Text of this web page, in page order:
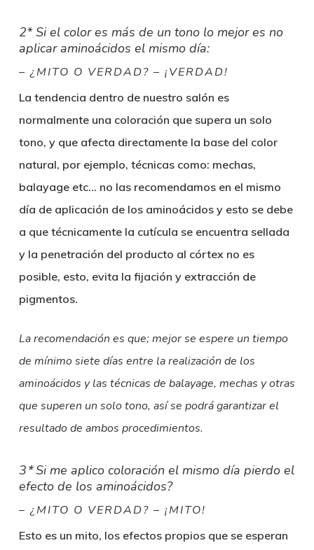
2* Si el color es más de un tono lo mejor es no
aplicar aminoácidos el mismo día:
– ¿MITO O VERDAD? – ¡VERDAD!
La tendencia dentro de nuestro salón es
normalmente una coloración que supera un solo
tono, y que afecta directamente la base del color
natural, por ejemplo, técnicas como: mechas,
balayage etc… no las recomendamos en el mismo
día de aplicación de los aminoácidos y esto se debe
a que técnicamente la cutícula se encuentra sellada
y la penetración del producto al córtex no es
posible, esto, evita la fijación y extracción de
pigmentos.
La recomendación es que; mejor se espere un tiempo
de mínimo siete días entre la realización de los
aminoácidos y las técnicas de balayage, mechas y otras
que superen un solo tono, así se podrá garantizar el
resultado de ambos procedimientos.
3*Si me aplico coloración el mismo día pierdo el
efecto de los aminoácidos?
– ¿MITO O VERDAD? – ¡MITO!
Esto es un mito, los efectos propios que se esperan